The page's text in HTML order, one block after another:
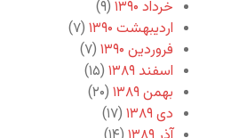
خرداد ۱۳۹۰
(۹)
اردیبهشت ۱۳۹۰
(۷)
فروردین ۱۳۹۰
(۷)
اسفند ۱۳۸۹
(۱۵)
بهمن ۱۳۸۹
(۲۰)
دی ۱۳۸۹
(۱۷)